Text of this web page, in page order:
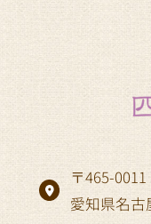
〒465-0011
愛知県名古